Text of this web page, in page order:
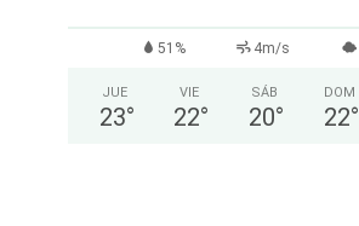
51% 4m/s
JUE
23°
VIE
22°
SÁB
20°
DOM
22°